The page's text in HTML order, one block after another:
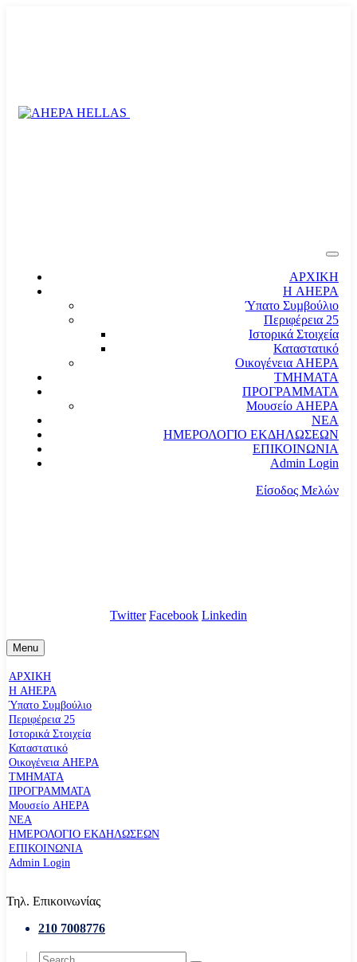
ΑΡΧΙΚΗ
Η AHEPA
Ύπατο Συµβούλιο
Περιφέρεια 25
Ιστορικά Στοιχεία
Καταστατικό
Οικογένεια AHEPA
ΤΜΗΜΑΤΑ
ΠΡΟΓΡΑΜΜΑΤΑ
Μουσείο AHEPA
ΝΕΑ
ΗΜΕΡΟΛΟΓΙΟ ΕΚΔΗΛΩΣΕΩΝ
ΕΠΙΚΟΙΝΩΝΙΑ
Admin Login
Είσοδος Μελών
Twitter Facebook Linkedin
Menu
ΑΡΧΙΚΗ
Η AHEPA
Ύπατο Συµβούλιο
Περιφέρεια 25
Ιστορικά Στοιχεία
Καταστατικό
Οικογένεια AHEPA
ΤΜΗΜΑΤΑ
ΠΡΟΓΡΑΜΜΑΤΑ
Μουσείο AHEPA
ΝΕΑ
ΗΜΕΡΟΛΟΓΙΟ ΕΚΔΗΛΩΣΕΩΝ
ΕΠΙΚΟΙΝΩΝΙΑ
Admin Login
Τηλ. Επικοινωνίας
210 7008776